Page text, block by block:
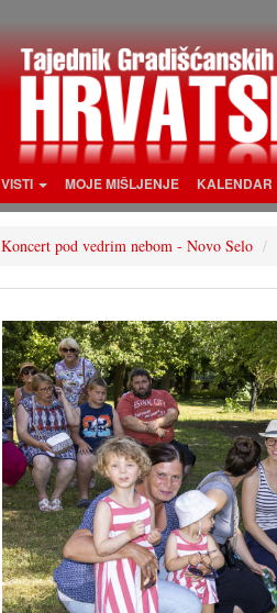
VISTI MOJE MIŠLJENJE KALENDAR
Koncert pod vedrim nebom - Novo Selo